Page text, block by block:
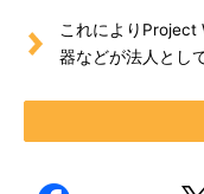
これによりProject
器などが法人とし